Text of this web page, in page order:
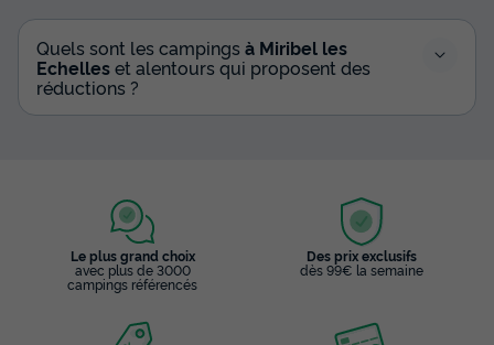
Quels sont les campings à Miribel les
Echelleset alentours qui proposent des
réductions ?
Le plus grand choix
avec plus de 3000
campings référencés
Des prix exclusifs
dès 99€ la semaine